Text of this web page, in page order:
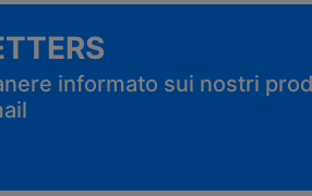
informato sui nostri